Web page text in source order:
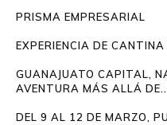
PRISMA EMPRESARIAL
EXPERIENCIA DE
GUANAJUATO CAPITAL,
AVENTURA MÁS ALLÁ
DEL 9 AL 12 DE MARZO,